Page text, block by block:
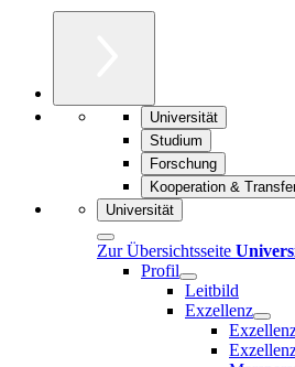
Universität
Studium
Forschung
Kooperation &
Universität
Zur Übersichtsseite
Profil
Leitbild
Exzellenz